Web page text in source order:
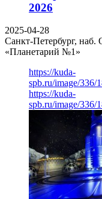
2026
2025-04-28
Санкт-Петербург, наб.
«Планетарий №1»
https://kuda-
spb.ru/image/336/
https://kuda-
spb.ru/image/336/